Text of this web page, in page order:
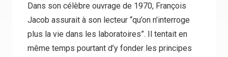
Dans son célèbre ouvrage de 1970, François
Jacob assurait à son lecteur “qu’on n’interroge
plus la vie dans les laboratoires”. Il tentait en
même temps pourtant d’y fonder les principes